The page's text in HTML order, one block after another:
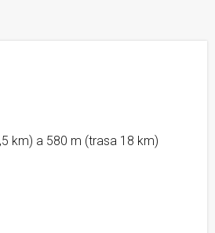
km) a 580 m (trasa 18 km)